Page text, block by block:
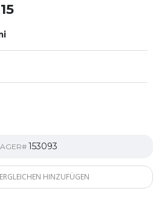
153093
HINZUFÜGEN